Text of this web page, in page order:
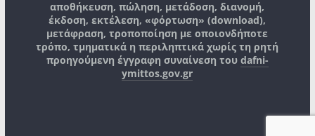
αποθήκευση, πώληση, μετάδοση, διανομή,
έκδοση, εκτέλεση, «φόρτωση» (download),
μετάφραση, τροποποίηση με οποιονδήποτε
τρόπο, τμηματικά η περιληπτικά χωρίς τη ρητή
προηγούμενη έγγραφη συναίνεση του dafni-
ymittos.gov.gr